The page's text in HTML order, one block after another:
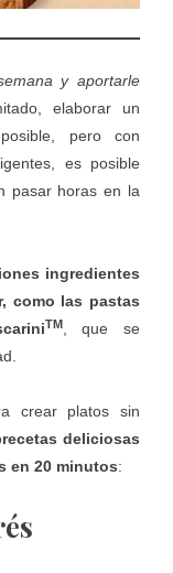
y aportarle
elaborar un
pero con
es posible
pasar horas en la
ingredientes
como las pastas
TM, que se
crear platos sin
recetas deliciosas
en 20 minutos: